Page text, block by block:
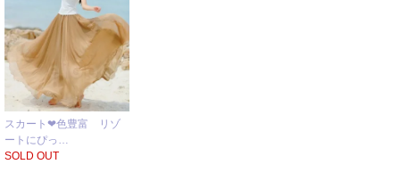
スカート❤色豊富 リゾ
ートにぴっ…
SOLD OUT